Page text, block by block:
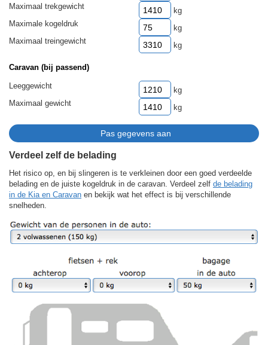
Maximaal trekgewicht
kg
Maximale kogeldruk
kg
Maximaal treingewicht
kg
Caravan (bij passend)
Leeggewicht
kg
Maximaal gewicht
kg
Verdeel zelf de belading
Het risico op, en bij slingeren is te verkleinen door een goed verdeelde
belading en de juiste kogeldruk in de caravan. Verdeel zelf de belading
in de Kia en Caravan en bekijk wat het effect is bij verschillende
snelheden.